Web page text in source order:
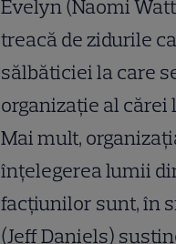
Evelyn (Naomi
treacă de zidurile
sălbăticiei la care
organizaţie al
Mai mult,
înţelegerea lumii
facţiunilor sunt, în
(Jeff Daniels)